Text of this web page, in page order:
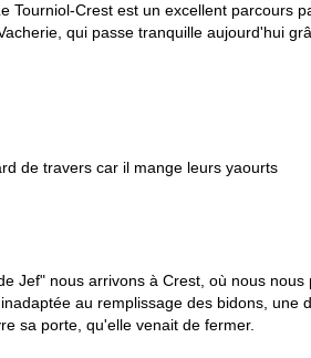
Tourniol-Crest est un excellent parcours
qui passe tranquille aujourd'hui
de travers car il mange leurs yaourts
Jef" nous arrivons à Crest, où nous nous
au remplissage des bidons, une
sa porte, qu'elle venait de fermer.